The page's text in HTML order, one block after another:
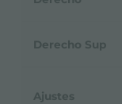
Derecho Sup
Ajustes